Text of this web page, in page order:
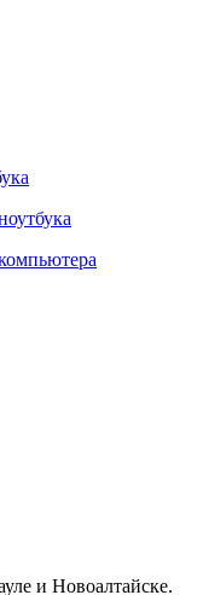
и Новоалтайске.